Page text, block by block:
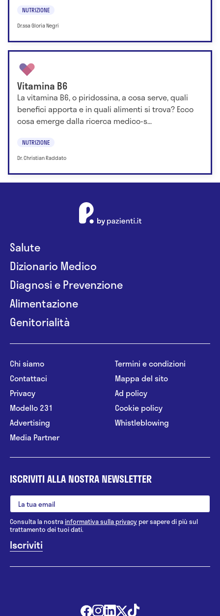
NUTRIZIONE
Dr.ssa Gloria Negri
Vitamina B6
La vitamina B6, o piridossina, a cosa serve, quali
benefici apporta e in quali alimenti si trova? Ecco
cosa emerge dalla ricerca medico-s...
NUTRIZIONE
Dr. Christian Raddato
Salute
Dizionario Medico
Diagnosi e Prevenzione
Alimentazione
Genitorialità
Chi siamo
Contattaci
Privacy
Modello 231
Advertising
Media Partner
Termini e condizioni
Mappa del sito
Ad policy
Cookie policy
Whistleblowing
ISCRIVITI ALLA NOSTRA NEWSLETTER
Consulta la nostrainformativa sulla privacy per sapere di più sul
trattamento dei tuoi dati.